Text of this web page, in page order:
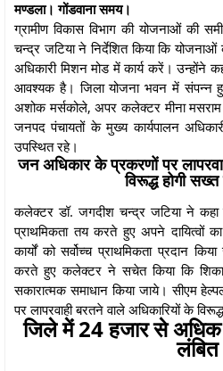
मण्डला। गोंडवाना समय।
ग्रामीण विकास विभाग की योजनाओं की
चन्द्र जटिया ने निर्देशित किया कि
अधिकारी मिशन मोड में कार्य करें। उन्होंने
आवश्यक है। जिला योजना भवन में संपन्न
अशोक मर्सकोले, अपर कलेक्टर मीना मसराम
जनपद पंचायतों के मुख्य कार्यपालन
उपस्थित रहे।
जन अधिकार के प्रकरणों पर
विरूद्ध होगी सख्त
कलेक्टर डॉ. जगदीश चन्द्र जटिया ने कहा
प्राथमिकता तय करते हुए अपने दायित्वों
कार्यों को सर्वोच्च प्राथमिकता प्रदान
करते हुए कलेक्टर ने सचेत किया कि
सकारात्मक समाधान किया जाये। सीएम
पर लापरवाही बरतने वाले अधिकारियों के
जिले में 24 हजार से अधिक
लंबित